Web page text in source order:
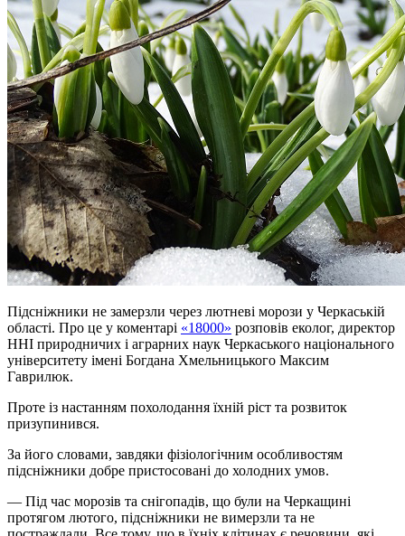
Підсніжники не замерзли через лютневі морози у Черкаській
області. Про це у коментарі «18000» розповів еколог, директор
ННІ природничих і аграрних наук Черкаського національного
університету імені Богдана Хмельницького Максим
Гаврилюк.
Проте із настанням похолодання їхній ріст та розвиток
призупинився.
За його словами, завдяки фізіологічним особливостям
підсніжники добре пристосовані до холодних умов.
— Під час морозів та снігопадів, що були на Черкащині
протягом лютого, підсніжники не вимерзли та не